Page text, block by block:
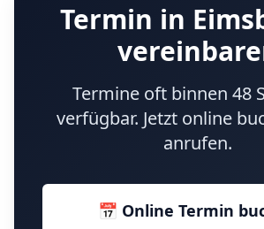
Termin in
Termine oft binnen 48
verfügbar. Jetzt online
anrufen.
📅 Online Termin